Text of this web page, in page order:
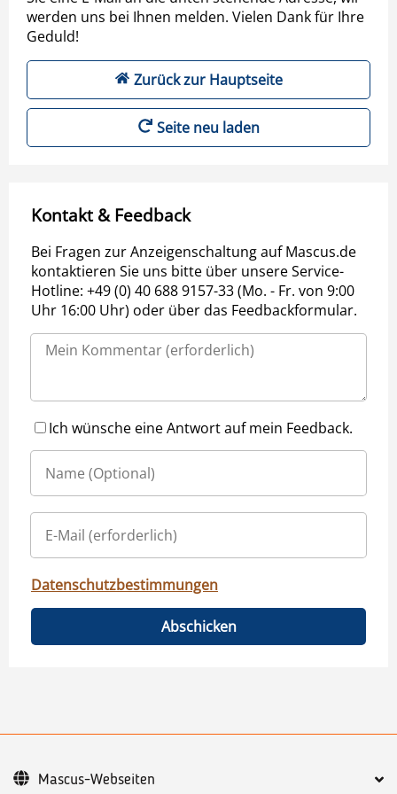
werden uns bei Ihnen melden. Vielen Dank für Ihre
Geduld!
Zurück zur Hauptseite
Seite neu laden
Kontakt & Feedback
Bei Fragen zur Anzeigenschaltung auf Mascus.de
kontaktieren Sie uns bitte über unsere Service-
Hotline: +49 (0) 40 688 9157-33 (Mo. - Fr. von 9:00
Uhr 16:00 Uhr) oder über das Feedbackformular.
Ich wünsche eine Antwort auf mein Feedback.
Datenschutzbestimmungen
Abschicken
Mascus-Webseiten